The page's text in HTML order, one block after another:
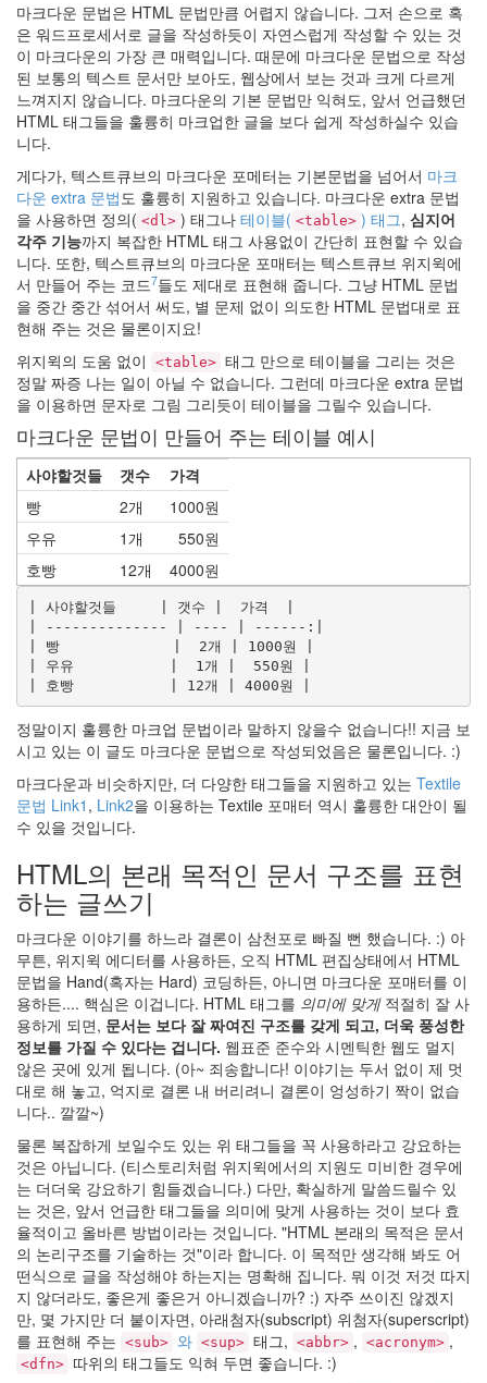
마크다운 문법은 HTML 문법만큼 어렵지 않습니다. 그저 손으로 혹
은 워드프로세서로 글을 작성하듯이 자연스럽게 작성할 수 있는 것
이 마크다운의 가장 큰 매력입니다. 때문에 마크다운 문법으로 작성
된 보통의 텍스트 문서만 보아도, 웹상에서 보는 것과 크게 다르게
느껴지지 않습니다. 마크다운의 기본 문법만 익혀도, 앞서 언급했던
HTML 태그들을 훌륭히 마크업한 글을 보다 쉽게 작성하실수 있습
니다.
게다가, 텍스트큐브의 마크다운 포메터는 기본문법을 넘어서 마크
다운 extra 문법도 훌륭히 지원하고 있습니다. 마크다운 extra 문법
을 사용하면 정의( <dl> ) 태그나 테이블( <table> ) 태그, 심지어
각주 기능까지 복잡한 HTML 태그 사용없이 간단히 표현할 수 있습
니다. 또한, 텍스트큐브의 마크다운 포매터는 텍스트큐브 위지윅에
서 만들어 주는 코드7들도 제대로 표현해 줍니다. 그냥 HTML 문법
을 중간 중간 섞어서 써도, 별 문제 없이 의도한 HTML 문법대로 표
현해 주는 것은 물론이지요!
위지윅의 도움 없이
<table> 태그 만으로 테이블을 그리는 것은
정말 짜증 나는 일이 아닐 수 없습니다. 그런데 마크다운 extra 문법
을 이용하면 문자로 그림 그리듯이 테이블을 그릴수 있습니다.
마크다운 문법이 만들어 주는 테이블 예시
사야할것들 갯수
가격
빵
2개
1000원
우유
1개
550원
호빵
12개 4000원
| 사야할것들     | 갯수 |  가격  |
| -------------- | ---- | ------:|
| 빵             |  2개 | 1000원 |
| 우유           |  1개 |  550원 |
정말이지 훌륭한 마크업 문법이라 말하지 않을수 없습니다!! 지금 보
시고 있는 이 글도 마크다운 문법으로 작성되었음은 물론입니다. :)
마크다운과 비슷하지만, 더 다양한 태그들을 지원하고 있는 Textile
문법 Link1 , Link2을 이용하는 Textile 포매터 역시 훌륭한 대안이 될
수 있을 것입니다.
HTML의 본래 목적인 문서 구조를 표현
하는 글쓰기
마크다운 이야기를 하느라 결론이 삼천포로 빠질 뻔 했습니다. :) 아
무튼, 위지윅 에디터를 사용하든, 오직 HTML 편집상태에서 HTML
문법을 Hand(혹자는 Hard) 코딩하든, 아니면 마크다운 포매터를 이
용하든.... 핵심은 이겁니다. HTML 태그를 의미에 맞게적절히 잘 사
용하게 되면, 문서는 보다 잘 짜여진 구조를 갖게 되고, 더욱 풍성한
정보를 가질 수 있다는 겁니다. 웹표준 준수와 시멘틱한 웹도 멀지
않은 곳에 있게 됩니다. (아~ 죄송합니다! 이야기는 두서 없이 제 멋
대로 해 놓고, 억지로 결론 내 버리려니 결론이 엉성하기 짝이 없습
니다.. 깔깔~)
물론 복잡하게 보일수도 있는 위 태그들을 꼭 사용하라고 강요하는
것은 아닙니다. (티스토리처럼 위지윅에서의 지원도 미비한 경우에
는 더더욱 강요하기 힘들겠습니다.) 다만, 확실하게 말씀드릴수 있
는 것은, 앞서 언급한 태그들을 의미에 맞게 사용하는 것이 보다 효
율적이고 올바른 방법이라는 것입니다. HTML 본래의 목적은 문서
의 논리구조를 기술하는 것 이라 합니다. 이 목적만 생각해 봐도 어
떤식으로 글을 작성해야 하는지는 명확해 집니다. 뭐 이것 저것 따지
지 않더라도, 좋은게 좋은거 아니겠습니까? :) 자주 쓰이진 않겠지
만, 몇 가지만 더 붙이자면, 아래첨자(subscript) 위첨자(superscript)
를 표현해 주는 <sub> 와 <sup> 태그, <abbr> , <acronym> ,
<dfn> 따위의 태그들도 익혀 두면 좋습니다. :)
월
의
드
라
이
브..
2
by
hi8ar
외
계
어..
2
by
흠..
Pin
it!
2
by
hi8ar
부
왘..
드
디
어
시
작..
2
by
hi8ar
Doubt,
2008
2
hi8ar
Evolution
of
the
Moon
by
hi8ar
992
1
by
hi8ar